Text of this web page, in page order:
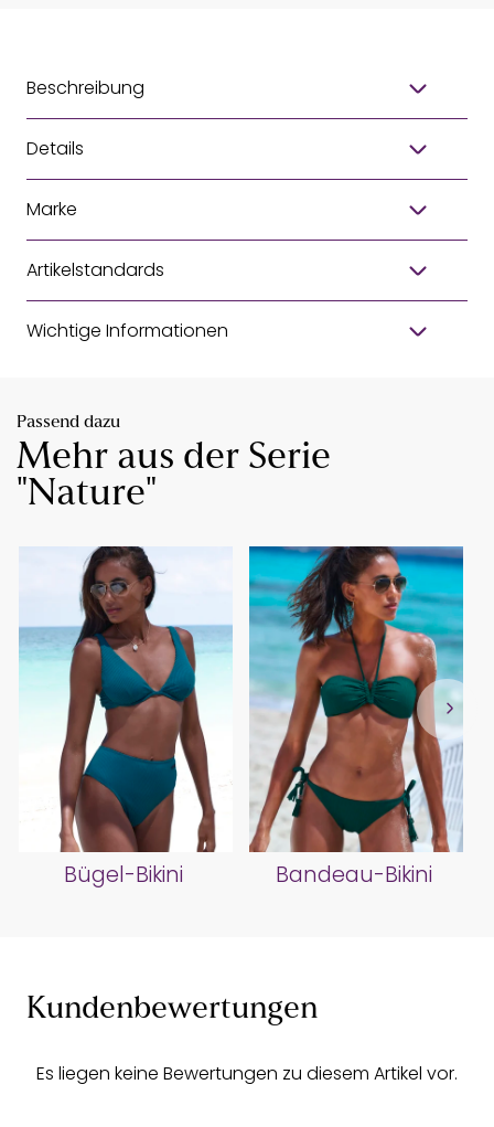
Beschreibung
Details
Marke
Artikelstandards
Wichtige Informationen
Passend dazu
Mehr aus der Serie
"Nature"
Bügel-Bikini Bandeau-Bikini
Kundenbewertungen
Es liegen keine Bewertungen zu diesem Artikel vor.